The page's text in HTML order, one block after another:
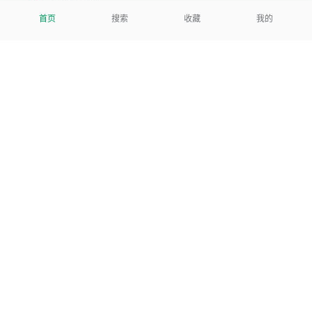
首页 搜索 收藏 我的
我们努力把每一个工具做成批量处理的产品